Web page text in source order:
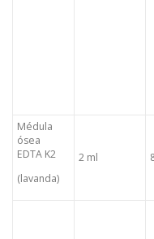
Médula
ósea
EDTA K2
(lavanda)
2 ml